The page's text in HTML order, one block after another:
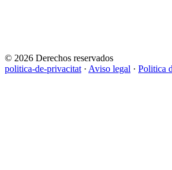
© 2026 Derechos reservados
politica-de-privacitat · Aviso legal · Politica